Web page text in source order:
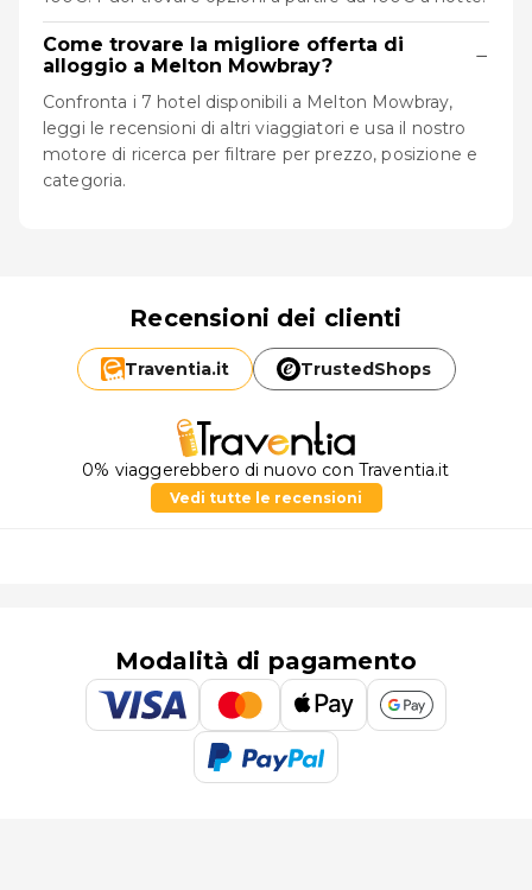
Come trovare la migliore offerta di
alloggio a Melton Mowbray?
−
Confronta i 7 hotel disponibili a Melton Mowbray,
leggi le recensioni di altri viaggiatori e usa il nostro
motore di ricerca per filtrare per prezzo, posizione e
categoria.
Recensioni dei clienti
Traventia.it TrustedShops
0% viaggerebbero di nuovo con Traventia.it
Vedi tutte le recensioni
Modalità di pagamento